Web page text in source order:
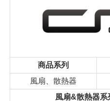
商品系列
風扇、散熱器
風扇&散熱器系